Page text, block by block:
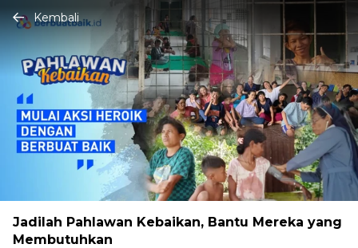
Kembali
Jadilah Pahlawan Kebaikan, Bantu Mereka yang
Membutuhkan